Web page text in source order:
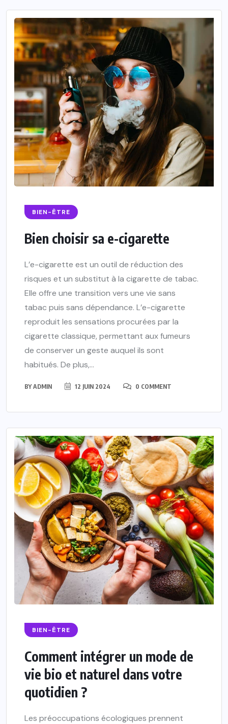
BIEN-ÊTRE
Bien choisir sa e-cigarette
L’e-cigarette est un outil de réduction des
risques et un substitut à la cigarette de tabac.
Elle offre une transition vers une vie sans
tabac puis sans dépendance. L’e-cigarette
reproduit les sensations procurées par la
cigarette classique, permettant aux fumeurs
de conserver un geste auquel ils sont
habitués. De plus,...
BYADMIN 12 JUIN 2024 0 COMMENT
BIEN-ÊTRE
Comment intégrer un mode de
vie bio et naturel dans votre
quotidien ?
Les préoccupations écologiques prennent